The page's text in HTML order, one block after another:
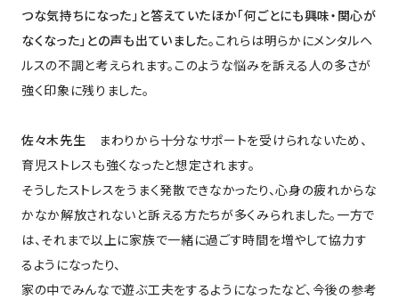
つな気持ちになった」と答えていたほか「何ごとにも興味・関心が
なくなった」との声も出ていました。 これらは明らかにメンタルヘ
ルスの不調と考えられます。このような悩みを訴える人の多さが
強く印象に残りました。
佐々木先生 まわりから十分なサポートを受けられないため、
育児ストレスも強くなったと想定されます。
そうしたストレスをうまく発散できなかったり、心身の疲れからな
かなか解放されないと訴える方たちが多くみられました。一方で
は、それまで以上に家族で一緒に過ごす時間を増やして協力す
るようになったり、
家の中でみんなで遊ぶ工夫をするようになったなど、今後の参考